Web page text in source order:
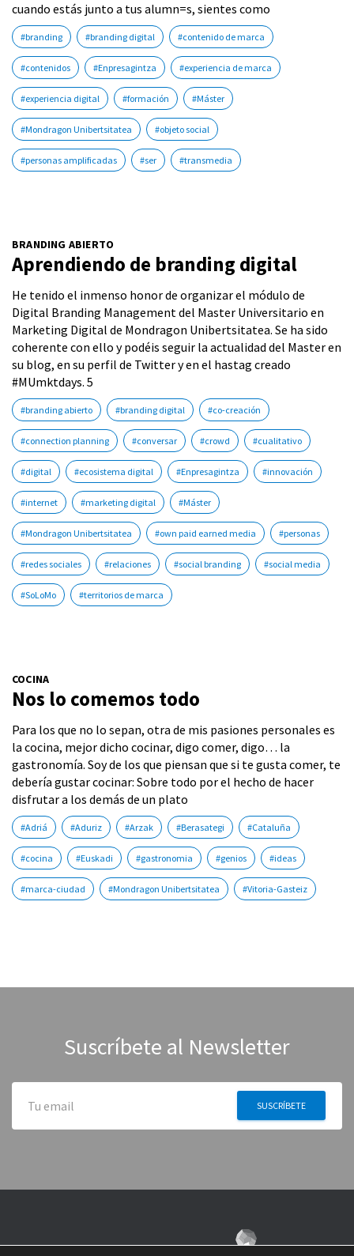
cuando estás junto a tus alumn=s, sientes como
#branding #branding digital #contenido de marca
#contenidos #Enpresagintza #experiencia de marca
#experiencia digital #formación #Máster
#Mondragon Unibertsitatea #objeto social
#personas amplificadas #ser #transmedia
BRANDING ABIERTO
Aprendiendo de branding digital
He tenido el inmenso honor de organizar el módulo de
Digital Branding Management del Master Universitario en
Marketing Digital de Mondragon Unibertsitatea. Se ha sido
coherente con ello y podéis seguir la actualidad del Master en
su blog, en su perfil de Twitter y en el hastag creado
#MUmktdays. 5
#branding abierto #branding digital #co-creación
#connection planning #conversar #crowd #cualitativo
#digital #ecosistema digital #Enpresagintza #innovación
#internet #marketing digital #Máster
#Mondragon Unibertsitatea #own paid earned media #personas
#redes sociales #relaciones #social branding #social media
#SoLoMo #territorios de marca
COCINA
Nos lo comemos todo
Para los que no lo sepan, otra de mis pasiones personales es
la cocina, mejor dicho cocinar, digo comer, digo… la
gastronomía. Soy de los que piensan que si te gusta comer, te
debería gustar cocinar: Sobre todo por el hecho de hacer
disfrutar a los demás de un plato
#Adriá #Aduriz #Arzak #Berasategi #Cataluña
#cocina #Euskadi #gastronomia #genios #ideas
#marca-ciudad #Mondragon Unibertsitatea #Vitoria-Gasteiz
Suscríbete al Newsletter